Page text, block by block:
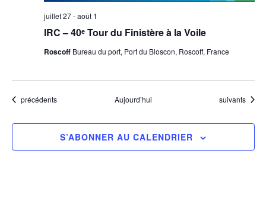
IRC – 40ᵉ Tour du Finistère à la Voile
juillet 27-août 1
Roscoff Bureau du port, Port du Bloscon, Roscoff, France
Évènements
précédents Aujourd’hui Évènements
suivants
S’ABONNER AU CALENDRIER